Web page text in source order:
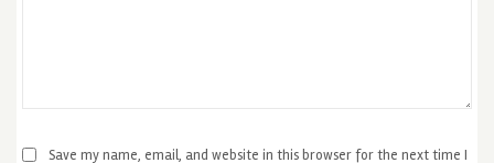
Save my name, email, and website in this browser for the next time I